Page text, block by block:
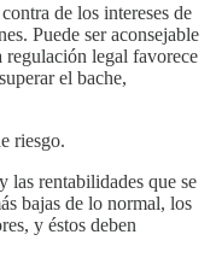
de los intereses de
Puede ser aconsejable
regulación legal favorece
el bache,
riesgo.
las rentabilidades que se
bajas de lo normal, los
y éstos deben